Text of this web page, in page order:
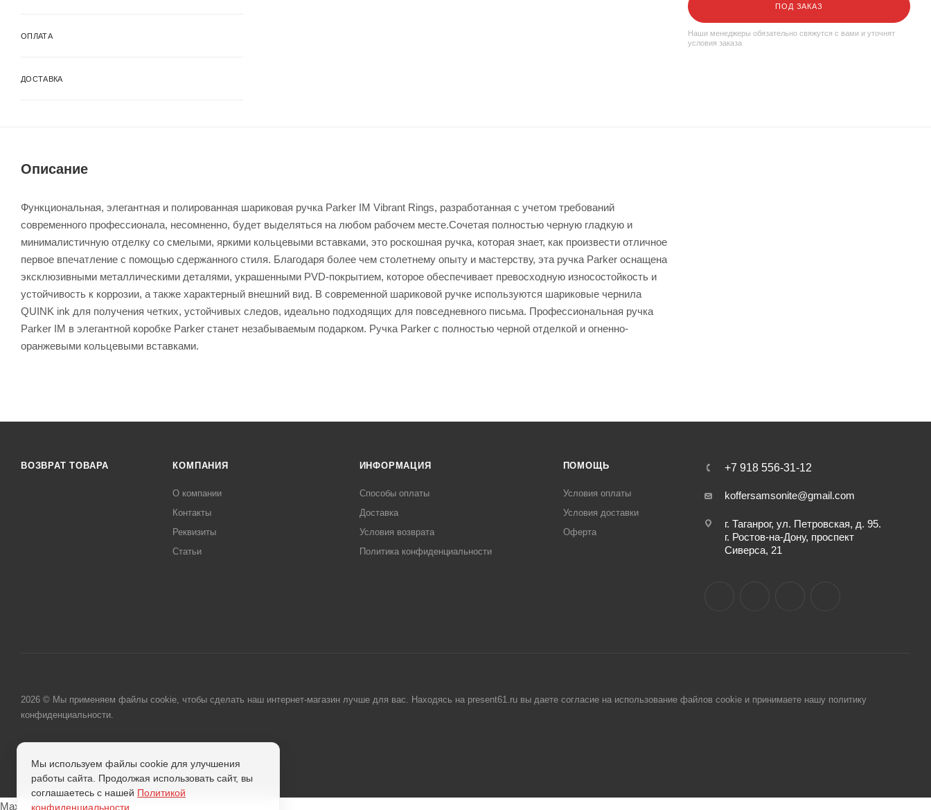
ОПЛАТА
ДОСТАВКА
ПОД ЗАКАЗ
Наши менеджеры обязательно свяжутся с вами и уточнят
условия заказа
Описание
Функциональная, элегантная и полированная шариковая ручка Parker IM Vibrant Rings, разработанная с учетом требований
современного профессионала, несомненно, будет выделяться на любом рабочем месте.Сочетая полностью черную гладкую и
минималистичную отделку со смелыми, яркими кольцевыми вставками, это роскошная ручка, которая знает, как произвести отличное
первое впечатление с помощью сдержанного стиля. Благодаря более чем столетнему опыту и мастерству, эта ручка Parker оснащена
эксклюзивными металлическими деталями, украшенными PVD-покрытием, которое обеспечивает превосходную износостойкость и
устойчивость к коррозии, а также характерный внешний вид. В современной шариковой ручке используются шариковые чернила
QUINK ink для получения четких, устойчивых следов, идеально подходящих для повседневного письма. Профессиональная ручка
Parker IM в элегантной коробке Parker станет незабываемым подарком. Ручка Parker с полностью черной отделкой и огненно-
оранжевыми кольцевыми вставками.
ВОЗВРАТ ТОВАРА КОМПАНИЯ
О компании
Контакты
Реквизиты
Статьи
ИНФОРМАЦИЯ
Способы оплаты
Доставка
Условия возврата
Политика конфиденциальности
ПОМОЩЬ
Условия оплаты
Условия доставки
Оферта
+7 918 556-31-12
koffersamsonite@gmail.com
г. Таганрог, ул. Петровская, д. 95.
г. Ростов-на-Дону, проспект
Сиверса, 21
2026 © Мы применяем файлы cookie, чтобы сделать наш интернет-магазин лучше для вас. Находясь на present61.ru вы даете согласие на использование файлов cookie и принимаете нашу политику
конфиденциальности.
Мы используем файлы cookie для улучшения
работы сайта. Продолжая использовать сайт, вы
соглашаетесь с нашей Политикой
конфиденциальности
Max